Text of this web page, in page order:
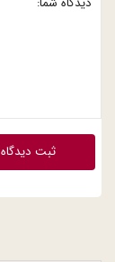
ثبت دیدگاه